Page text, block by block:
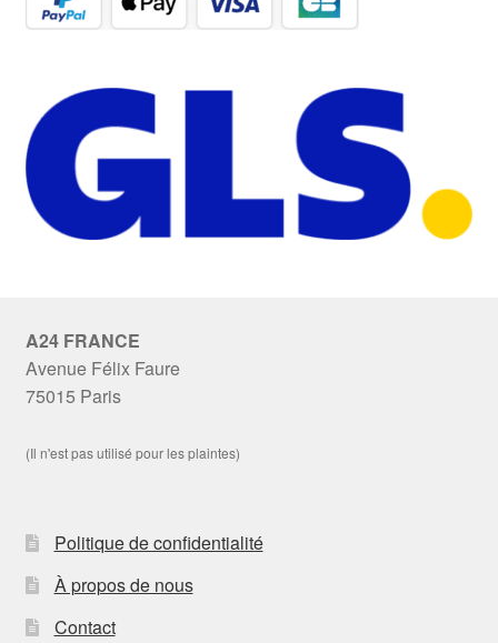
A24 FRANCE
Avenue Félix Faure
75015 Paris
(Il n'est pas utilisé pour les plaintes)
Politique de confidentialité
À propos de nous
Contact